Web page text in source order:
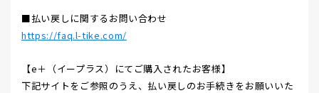
■払い戻しに関するお問い合わせ
https://faq.l-tike.com/
【e＋（イープラス）にてご購入されたお客様】
下記サイトをご参照のうえ、払い戻しのお手続きをお願いいた